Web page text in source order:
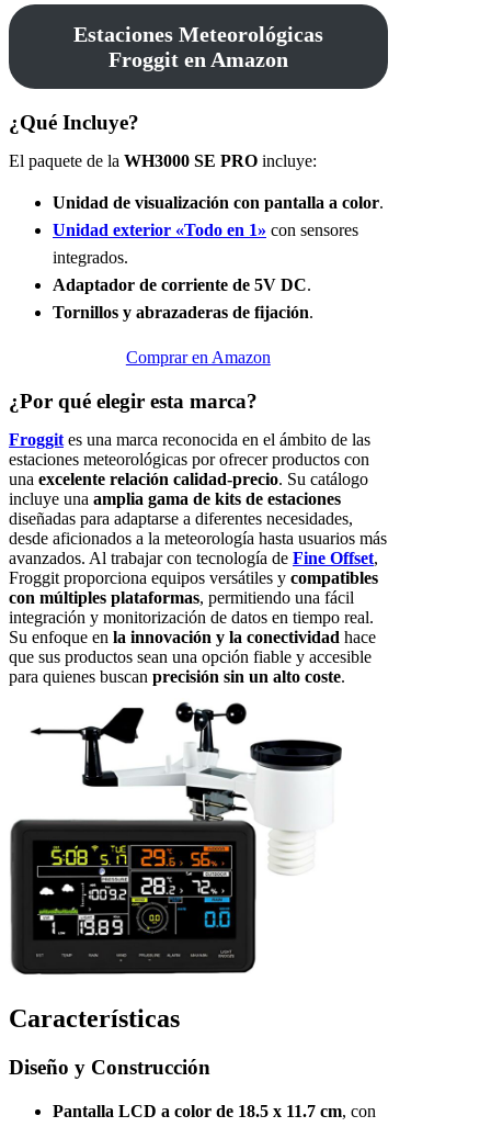
Estaciones Meteorológicas
Froggit en Amazon
¿Qué Incluye?
El paquete de la WH3000 SE PRO incluye:
Unidad de visualización con pantalla a color.
Unidad exterior «Todo en 1» con sensores
integrados.
Adaptador de corriente de 5V DC.
Tornillos y abrazaderas de fijación.
Comprar en Amazon
¿Por qué elegir esta marca?
Froggit es una marca reconocida en el ámbito de las
estaciones meteorológicas por ofrecer productos con
una excelente relación calidad-precio. Su catálogo
incluye una amplia gama de kits de estaciones
diseñadas para adaptarse a diferentes necesidades,
desde aficionados a la meteorología hasta usuarios más
avanzados. Al trabajar con tecnología de Fine Offset,
Froggit proporciona equipos versátiles y compatibles
con múltiples plataformas, permitiendo una fácil
integración y monitorización de datos en tiempo real.
Su enfoque en la innovación y la conectividad hace
que sus productos sean una opción fiable y accesible
para quienes buscan precisión sin un alto coste.
Características
Diseño y Construcción
Pantalla LCD a color de 18.5 x 11.7 cm, con